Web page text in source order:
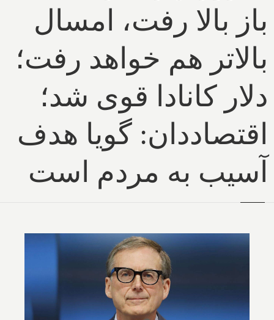
باز بالا رفت، امسال
بالاتر هم خواهد رفت؛
دلار کانادا قوی شد؛
اقتصاددان: گویا هدف
آسیب به مردم است